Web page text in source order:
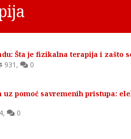
Šta je fizikalna terapija i zašto
931 , 0
uz pomoć savremenih pristupa:
, 0